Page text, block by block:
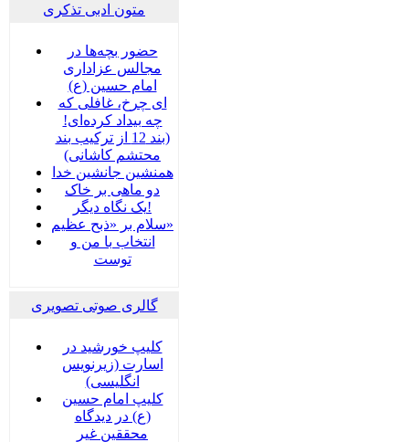
متون ادبی تذکری
حضور بچه‌‌‌ها در
مجالس عزاداری
امام حسین (ع)
ای چرخ، غافلی که
چه بیداد کرده‌ای!
(بند 12 از ترکیب بند
محتشم کاشانی)
همنشین جانشین خدا
دو ماهی بر خاک
یک نگاه دیگر!
سلام بر «ذبح عظیم»
انتخاب با من و
توست
گالری صوتی تصویری
کلیپ خورشید در
اسارت (زیرنویس
انگلیسی)
کلیپ امام حسین
(ع) در دیدگاه
محققین غیر